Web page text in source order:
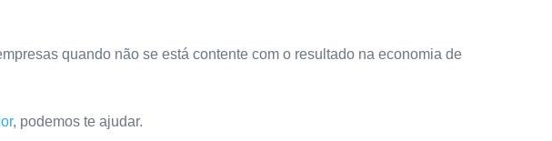
quando não se está contente com o resultado na economia de
, podemos te ajudar.